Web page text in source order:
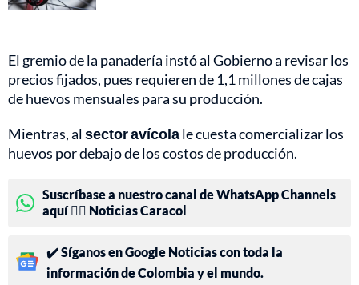
El gremio de la panadería instó al Gobierno a revisar los
precios fijados, pues requieren de 1,1 millones de cajas
de huevos mensuales para su producción.
Mientras, alsector avícolale cuesta comercializar los
huevos por debajo de los costos de producción.
Suscríbase a nuestro canal de WhatsApp Channels
aquí 👉🏻 Noticias Caracol
✔️ Síganos en Google Noticias con toda la
información de Colombia y el mundo.